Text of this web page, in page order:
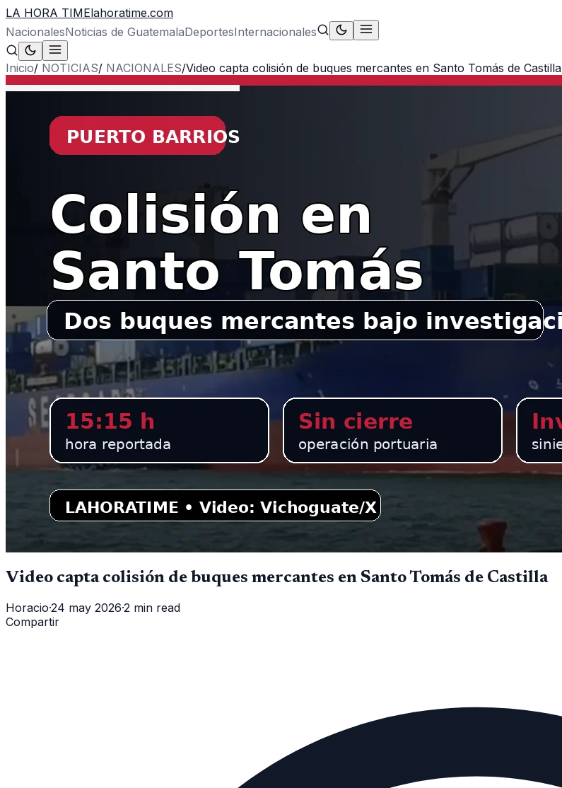
LA HORA TIMElahoratime.com
NacionalesNoticias de GuatemalaDeportesInternacionales
Inicio/ NOTICIAS/ NACIONALES/Video capta colisión de buques mercantes en Santo Tomás de Castilla
Video capta colisión de buques mercantes en Santo Tomás de Castilla
Horacio·24 may 2026·2 min read
Compartir